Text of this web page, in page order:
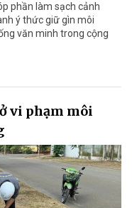
phần làm sạch cảnh
ý thức giữ gìn môi
văn minh trong cộng
vi phạm môi